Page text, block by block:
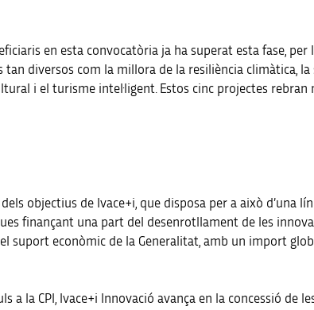
en esta convocatòria ja ha superat esta fase,
tan diversos com la millora de la resiliència climàtica,
i el turisme intel·ligent. Estos cinc projectes rebran
dels objectius de Ivace+i, que disposa per a això
finançant una part del desenrotllament de les
suport econòmic de la Generalitat, amb un import
a la CPI, Ivace+i Innovació avança en la concessió de